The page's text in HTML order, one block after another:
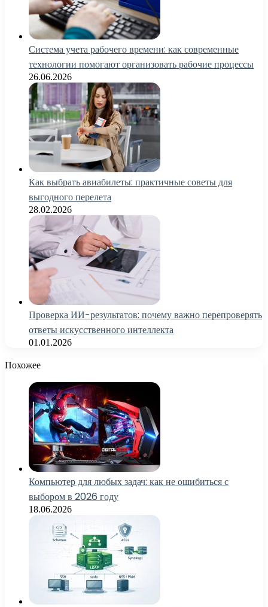
Система учета рабочего времени: как современные
технологии помогают организовать рабочие процессы
26.06.2026
Как выбрать авиабилеты: практичные советы для
выгодного перелета
28.02.2026
Проверка ИИ-результатов: почему важно перепроверять
ответы искусственного интеллекта
01.01.2026
Похожее
Компьютер для любых задач: как не ошибиться с
выбором в 2026 году
18.06.2026